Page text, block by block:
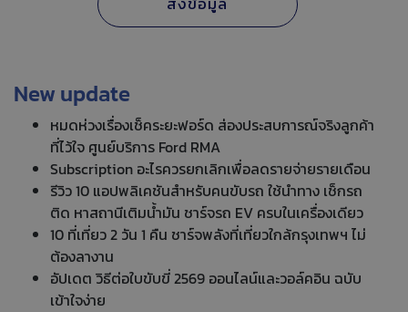
New update
หมดห่วงเรื่องเช็คระยะฟอร์ด ส่องประสบการณ์จริงลูกค้า
ที่ไว้ใจ ศูนย์บริการ Ford RMA
Subscription อะไรควรยกเลิกเพื่อลดรายจ่ายรายเดือน
รีวิว 10 แอปพลิเคชันสำหรับคนขับรถ ใช้นำทาง เช็กรถ
ติด หาสถานีเติมน้ำมัน ชาร์จรถ EV ครบในเครื่องเดียว
10 ที่เที่ยว 2 วัน 1 คืน ชาร์จพลังที่เที่ยวใกล้กรุงเทพฯ ไม่
ต้องลางาน
อัปเดต วิธีต่อใบขับขี่ 2569 ออนไลน์และวอล์คอิน ฉบับ
เข้าใจง่าย